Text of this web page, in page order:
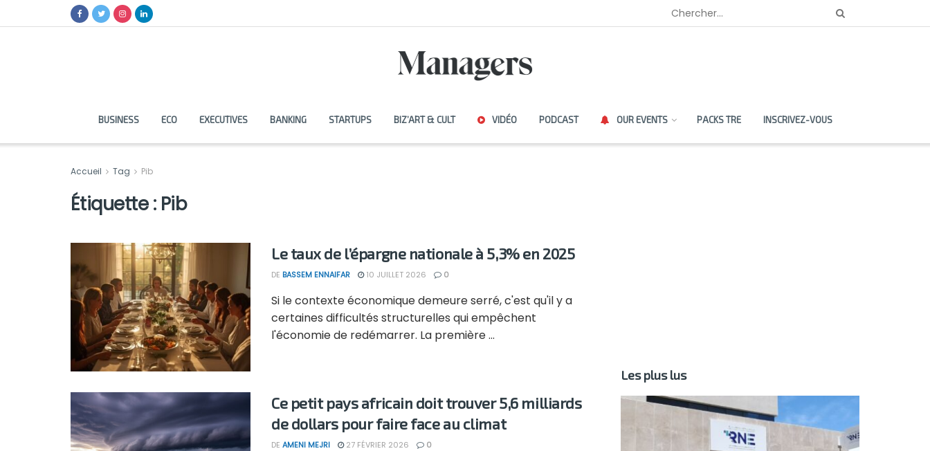
BUSINESS ECO EXECUTIVES BANKING STARTUPS BIZ’ART & CULT VIDÉO PODCAST OUR EVENTS PACKS TRE INSCRIVEZ-VOUS
Accueil Tag Pib
Étiquette : Pib
Le taux de l’épargne nationale à 5,3% en 2025
DE BASSEM ENNAIFAR 10 JUILLET 2026 0
Si le contexte économique demeure serré, c'est qu'il y a
certaines difficultés structurelles qui empêchent
l'économie de redémarrer. La première ...
Ce petit pays africain doit trouver 5,6 milliards
de dollars pour faire face au climat
DE AMENI MEJRI 27 FÉVRIER 2026 0
Les plus lus